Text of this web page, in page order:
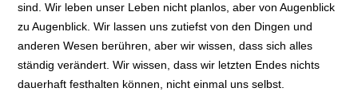
sind. Wir leben unser Leben nicht planlos, aber von Augenblick
zu Augenblick. Wir lassen uns zutiefst von den Dingen und
anderen Wesen berühren, aber wir wissen, dass sich alles
ständig verändert. Wir wissen, dass wir letzten Endes nichts
dauerhaft festhalten können, nicht einmal uns selbst.